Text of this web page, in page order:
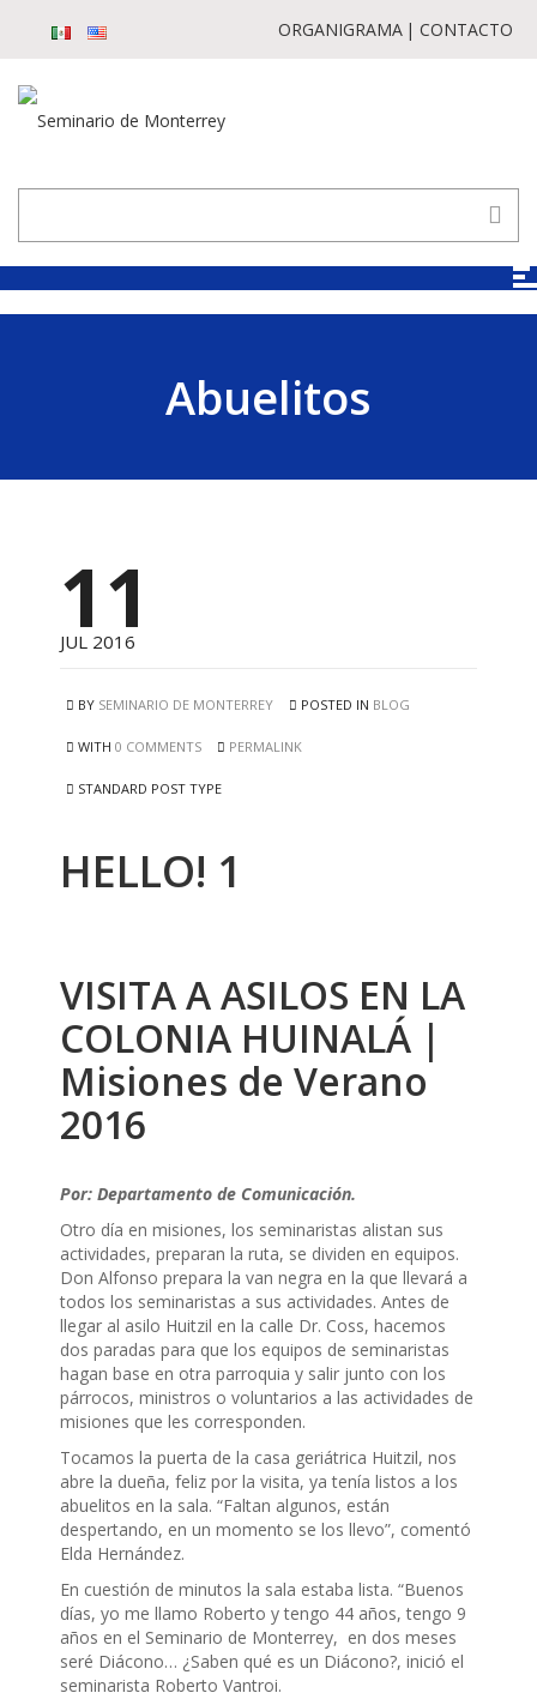
ORGANIGRAMA CONTACTO
Abuelitos
11
JUL 2016
BY SEMINARIO DE MONTERREY POSTED IN BLOG
WITH 0 COMMENTS PERMALINK
STANDARD POST TYPE
HELLO! 1
VISITA A ASILOS EN LA
COLONIA HUINALÁ |
Misiones de Verano
2016
Por: Departamento de Comunicación.
Otro día en misiones, los seminaristas alistan sus
actividades, preparan la ruta, se dividen en equipos.
Don Alfonso prepara la van negra en la que llevará a
todos los seminaristas a sus actividades. Antes de
llegar al asilo Huitzil en la calle Dr. Coss, hacemos
dos paradas para que los equipos de seminaristas
hagan base en otra parroquia y salir junto con los
párrocos, ministros o voluntarios a las actividades de
misiones que les corresponden.
Tocamos la puerta de la casa geriátrica Huitzil, nos
abre la dueña, feliz por la visita, ya tenía listos a los
abuelitos en la sala. “Faltan algunos, están
despertando, en un momento se los llevo”, comentó
Elda Hernández.
En cuestión de minutos la sala estaba lista. “Buenos
días, yo me llamo Roberto y tengo 44 años, tengo 9
años en el Seminario de Monterrey, en dos meses
seré Diácono… ¿Saben qué es un Diácono?, inició el
seminarista Roberto Vantroi.